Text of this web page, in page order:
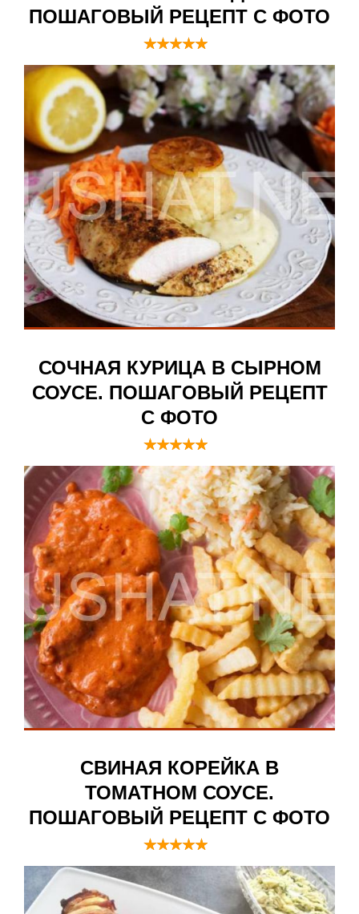
ПОШАГОВЫЙ РЕЦЕПТ С ФОТО
СОЧНАЯ КУРИЦА В СЫРНОМ
СОУСЕ. ПОШАГОВЫЙ РЕЦЕПТ
С ФОТО
СВИНАЯ КОРЕЙКА В
ТОМАТНОМ СОУСЕ.
ПОШАГОВЫЙ РЕЦЕПТ С ФОТО